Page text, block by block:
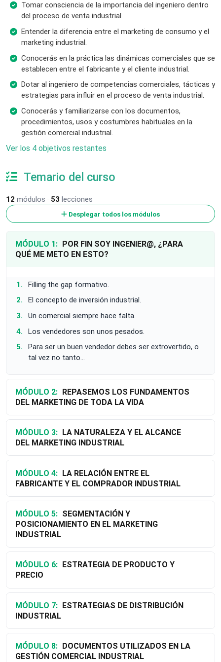
Tomar consciencia de la importancia del ingeniero dentro
del proceso de venta industrial.
Entender la diferencia entre el marketing de consumo y el
marketing industrial.
Conocerás en la práctica las dinámicas comerciales que se
establecen entre el fabricante y el cliente industrial.
Dotar al ingeniero de competencias comerciales, tácticas y
estrategias para influir en el proceso de venta industrial.
Conocerás y familiarizarse con los documentos,
procedimientos, usos y costumbres habituales en la
gestión comercial industrial.
Ver los 4 objetivos restantes
Temario del curso
12 módulos · 53 lecciones
Desplegar todos los módulos
MÓDULO 1:
QUÉ ME METO EN ESTO?
Filling the gap formativo.
El concepto de inversión industrial.
Un comercial siempre hace falta.
Los vendedores son unos pesados.
Para ser un buen vendedor debes ser extrovertido, o
tal vez no tanto...
MÓDULO 2:
DEL MARKETING DE TODA LA VIDA
MÓDULO 3:
DEL MARKETING INDUSTRIAL
MÓDULO 4:
FABRICANTE Y EL COMPRADOR INDUSTRIAL
MÓDULO 5:
POSICIONAMIENTO EN EL MARKETING
INDUSTRIAL
MÓDULO 6:
PRECIO
MÓDULO 7:
INDUSTRIAL
MÓDULO 8:
GESTIÓN COMERCIAL INDUSTRIAL